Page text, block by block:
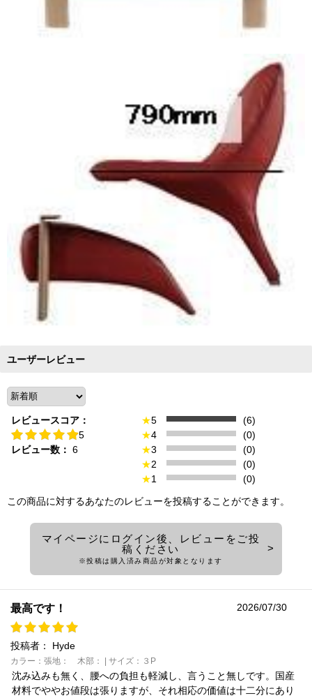
ユーザーレビュー
レビュースコア：
5
レビュー数： 6
★5
(6)
★4
(0)
★3
(0)
★2
(0)
★1
(0)
この商品に対するあなたのレビューを投稿することができます。
マイページにログイン後、レビューをご投
稿ください
※投稿は購入済み商品が対象となります
最高です！ 2026/07/30
投稿者： Hyde
カラー：張地： 木部： | サイズ：３P
沈み込みも無く、腰への負担も軽減し、言うこと無しです。国産
材料でややお値段は張りますが、それ相応の価値は十二分にあり